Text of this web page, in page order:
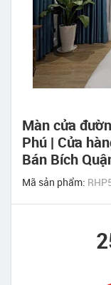
Màn cửa
Phú | Cửa
Bán Bích
Mã sản phẩm: